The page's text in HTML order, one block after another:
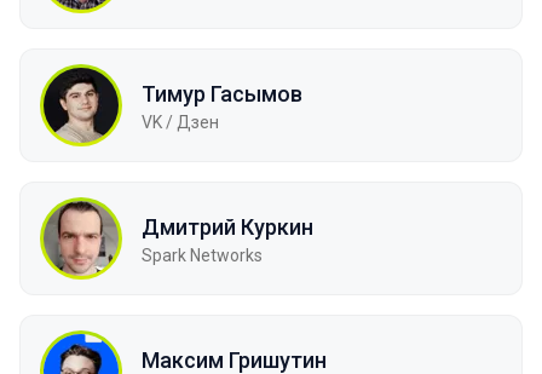
Тимур Гасымов
VK / Дзен
Дмитрий Куркин
Spark Networks
Максим Гришутин